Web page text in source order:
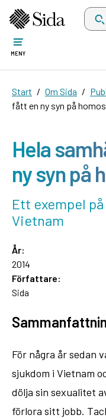
Sök
MENY
Start Om Sida
fått en ny syn på
Hela
ny syn på
Ett exempel
Vietnam
År:
2014
Författare:
Sida
För några år sedan
sjukdom i Vietnam
dölja sin sexualitet
förlora sitt jobb.